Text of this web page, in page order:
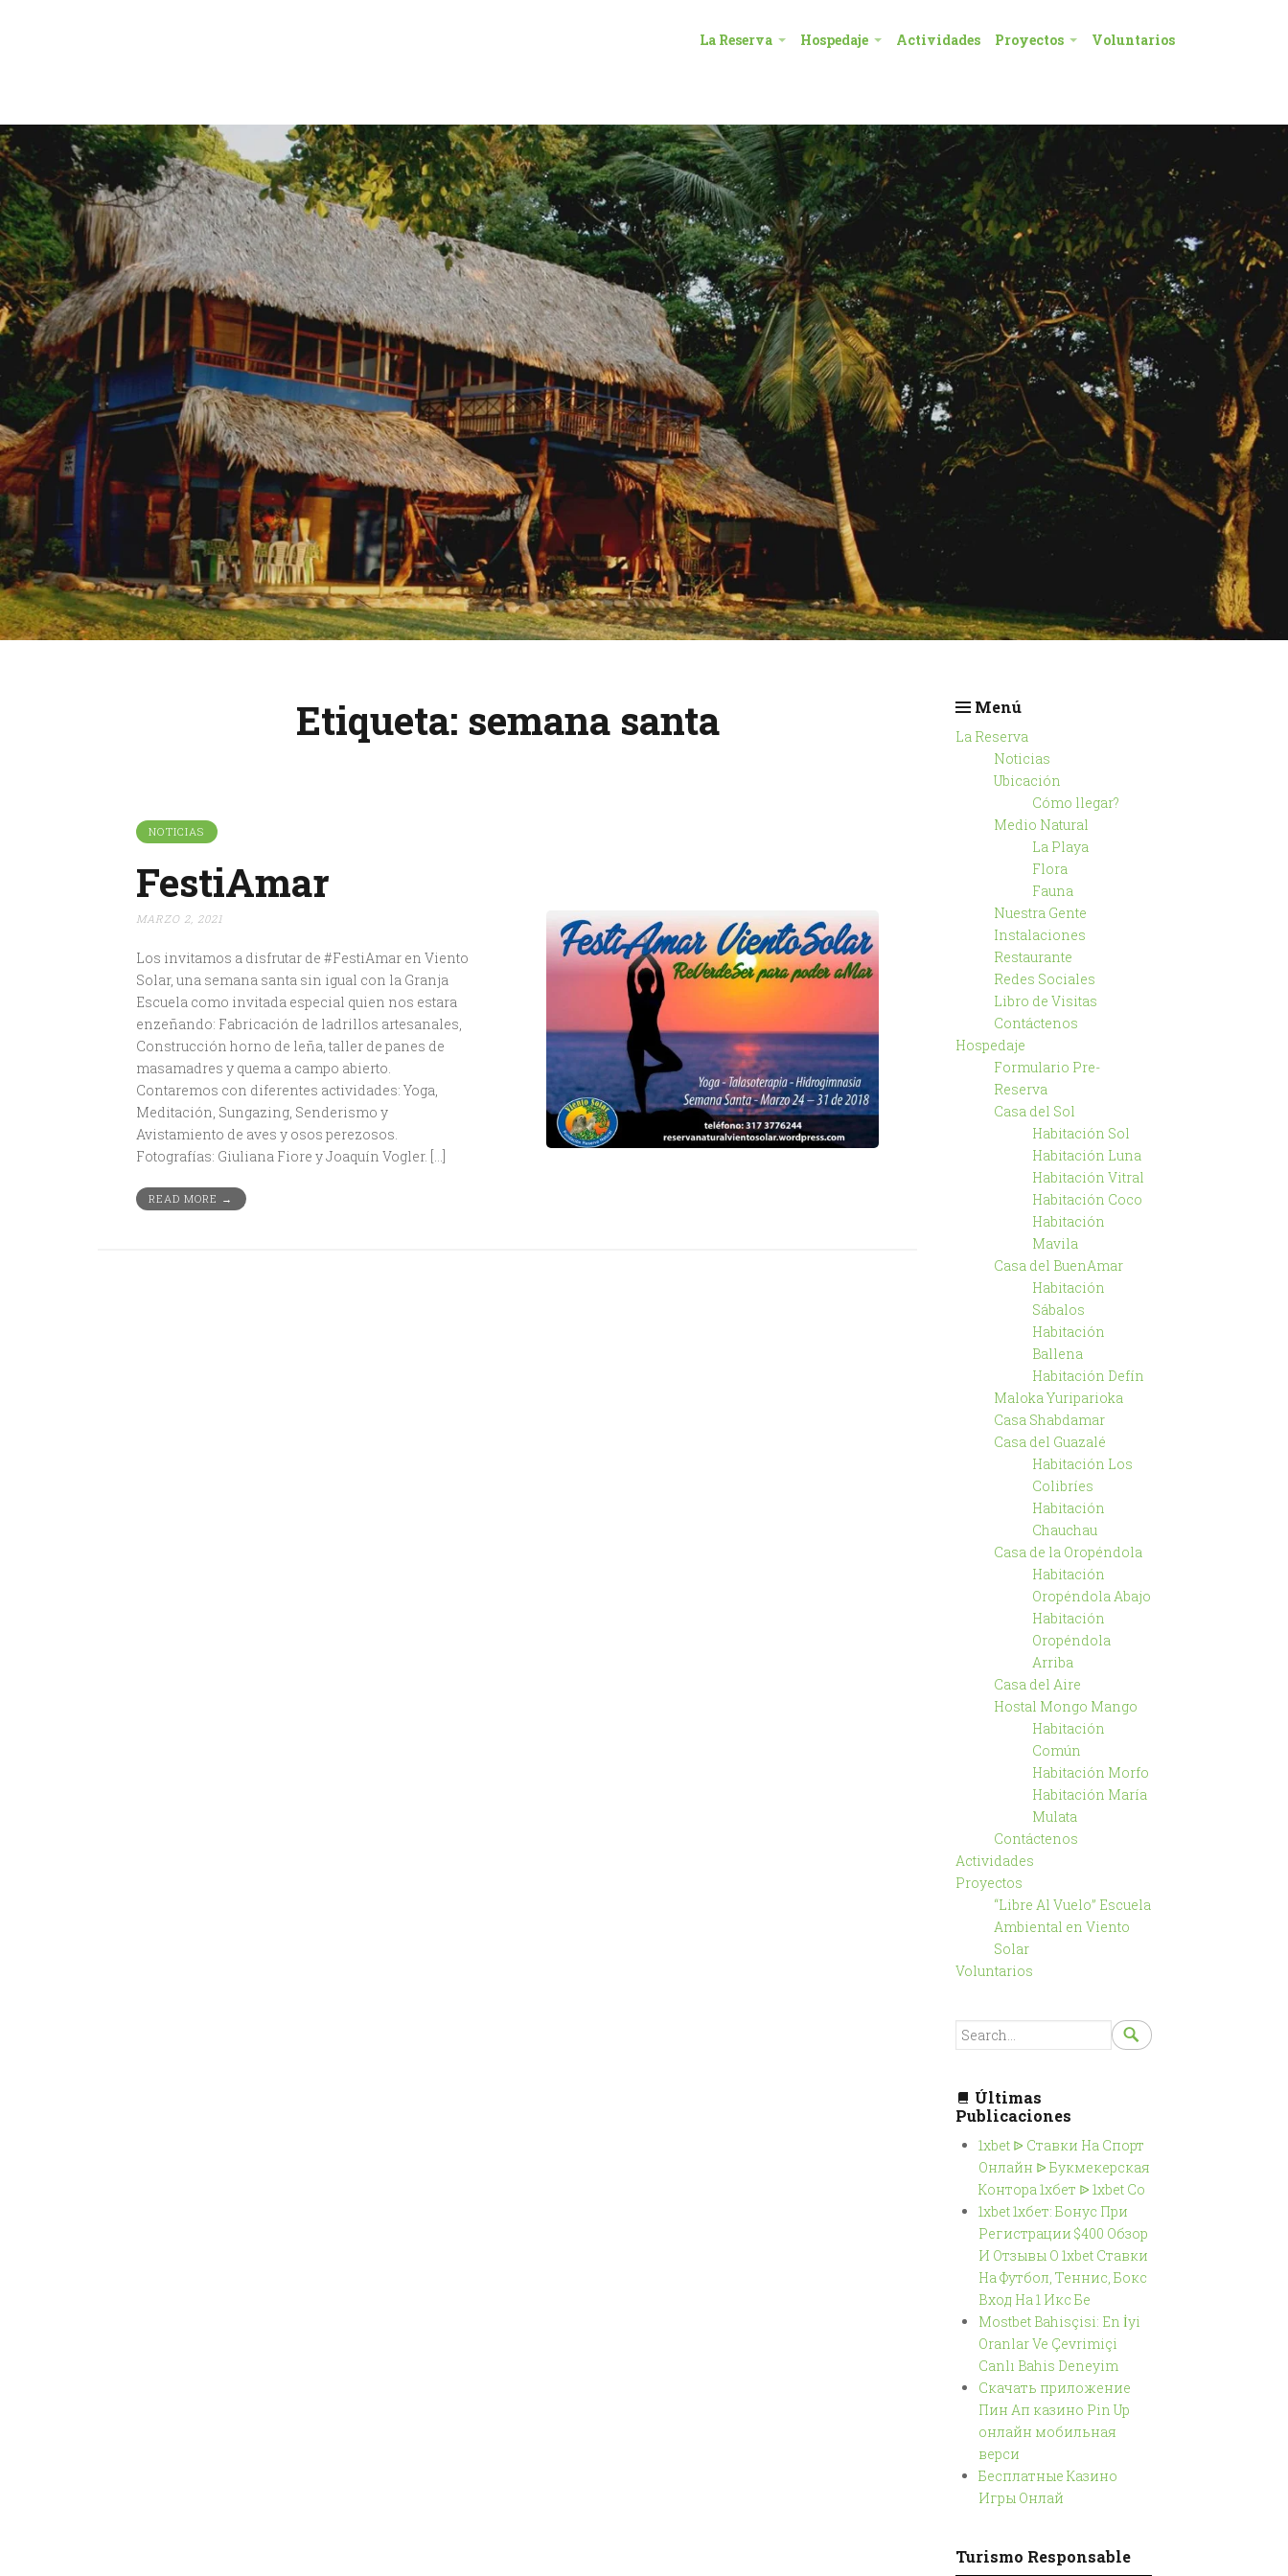
La Reserva Hospedaje Actividades Proyectos Voluntarios
Etiqueta: semana santa
NOTICIAS
FestiAmar
MARZO 2, 2021
Los invitamos a disfrutar de #FestiAmar en Viento
Solar, una semana santa sin igual con la Granja
Escuela como invitada especial quien nos estara
enzeñando: Fabricación de ladrillos artesanales,
Construcción horno de leña, taller de panes de
masamadres y quema a campo abierto.
Contaremos con diferentes actividades: Yoga,
Meditación, Sungazing, Senderismo y
Avistamiento de aves y osos perezosos.
Fotografías: Giuliana Fiore y Joaquín Vogler. […]
READ MORE →
Menú
La Reserva
Noticias
Ubicación
Cómo llegar?
Medio Natural
La Playa
Flora
Fauna
Nuestra Gente
Instalaciones
Restaurante
Redes Sociales
Libro de Visitas
Contáctenos
Hospedaje
Formulario Pre-
Reserva
Casa del Sol
Habitación Sol
Habitación Luna
Habitación Vitral
Habitación Coco
Habitación
Mavila
Casa del BuenAmar
Habitación
Sábalos
Habitación
Ballena
Habitación Defín
Maloka Yuriparioka
Casa Shabdamar
Casa del Guazalé
Habitación Los
Colibríes
Habitación
Chauchau
Casa de la Oropéndola
Habitación
Oropéndola Abajo
Habitación
Oropéndola
Arriba
Casa del Aire
Hostal Mongo Mango
Habitación
Común
Habitación Morfo
Habitación María
Mulata
Contáctenos
Actividades
Proyectos
“Libre Al Vuelo” Escuela
Ambiental en Viento
Solar
Voluntarios
SEARCH
FOR...
 SEARCH
Últimas
Publicaciones
1xbet ᐉ Ставки На Спорт
Онлайн ᐉ Букмекерская
Контора 1хбет ᐉ 1xbet Co
1xbet 1хбет: Бонус При
Регистрации $400 Обзор
И Отзывы О 1xbet Ставки
На Футбол, Теннис, Бокс
Вход На 1 Икс Бе
Mostbet Bahisçisi: En İyi
Oranlar Ve Çevrimiçi
Canlı Bahis Deneyim
Скачать приложение
Пин Ап казино Pin Up
онлайн мобильная
верси
Бесплатные Казино
Игры Онлай
Turismo Responsable